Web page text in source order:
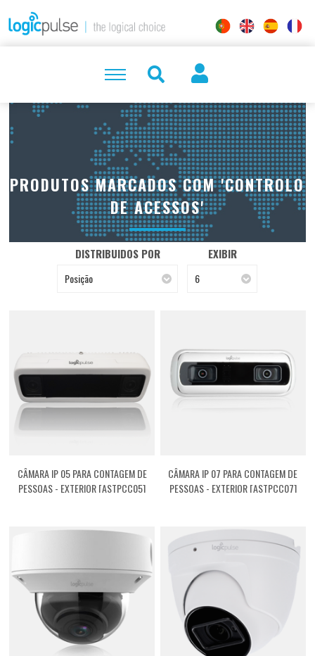
PRODUTOS MARCADOS COM 'CONTROLO
DE ACESSOS'
DISTRIBUIDOS POR
Posição
EXIBIR
6
CÂMARA IP 05 PARA CONTAGEM DE
PESSOAS - EXTERIOR [ASTPCC05]
CÂMARA IP 07 PARA CONTAGEM DE
PESSOAS - EXTERIOR [ASTPCC07]